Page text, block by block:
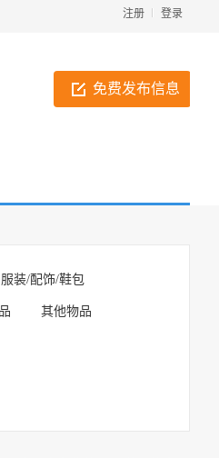
登录
注册
免费发布信息
服装/配饰/鞋包
其他物品